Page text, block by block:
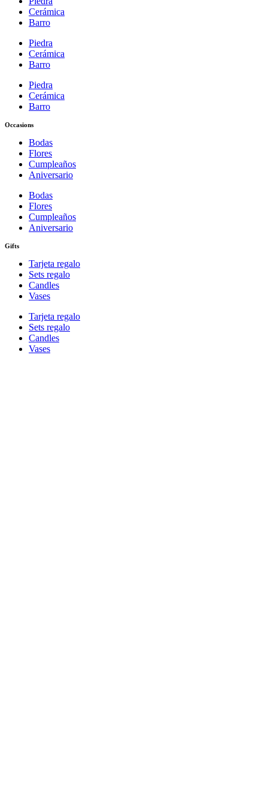
Cerámica
Barro
Piedra
Cerámica
Barro
Piedra
Cerámica
Barro
Occasions
Bodas
Flores
Cumpleaños
Aniversario
Bodas
Flores
Cumpleaños
Aniversario
Gifts
Tarjeta regalo
Sets regalo
Candles
Vases
Tarjeta regalo
Sets regalo
Candles
Vases